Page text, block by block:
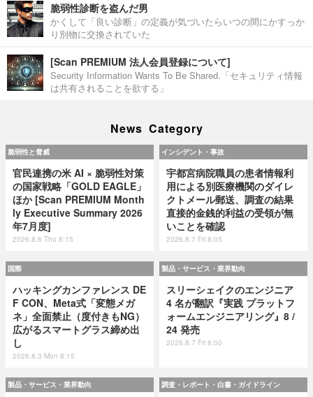
脆弱性診断を盗んだ男
かくして「良い診断」の定義が気づいたらいつの間にかすっか
り別物に交換されていた
[Scan PREMIUM 法人会員登録について]
Security Information Wants To Be Shared.「セキュリティ情報
は共有されることを欲する」
News Category
脆弱性と脅威
官民連携の米 AI × 脆弱性対策
の国家戦略「GOLD EAGLE」
ほか [Scan PREMIUM Month
ly Executive Summary 2026
年7月度]
2026.8.6 Thu 8:15
インシデント・事故
宇都宮病院職員の患者情報利
用による別医療機関のダイレ
クトメール郵送、調査の結果
直接的金銭的利益の受領が無
いことを確認
2026.8.7 Fri 8:05
国際
ハッキングカンファレンス DE
F CON、Meta式「変態メガ
ネ」全面禁止（度付きもNG）
広がるスマートグラス締め出
し
2026.8.3 Mon 8:15
製品・サービス・業界動向
スリーシェイクのエンジニア
4 名が翻訳『実践 プラットフ
ォームエンジニアリング』8 /
24 発売
2026.8.7 Fri 8:00
製品・サービス・業界動向 調査・レポート・白書・ガイドライン